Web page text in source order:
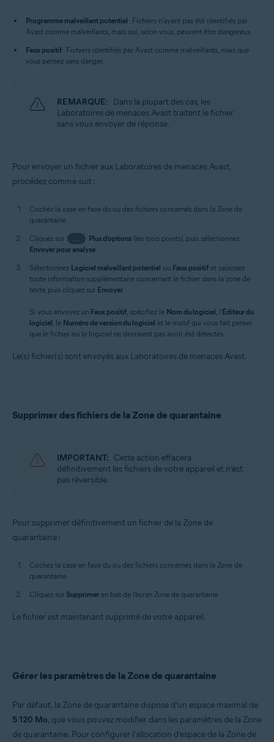
Programme malveillant potentiel : Fichiers n'ayant pas été identifiés par
Avast comme malveillants, mais qui, selon vous, peuvent être dangereux.
Faux positif : Fichiers identifiés par Avast comme malveillants, mais que
vous pensez sans danger.
REMARQUE: Dans la plupart des cas, les
Laboratoires de menaces Avast traitent le fichier
sans vous envoyer de réponse.
Pour envoyer un fichier aux Laboratoires de menaces Avast,
procédez comme suit :
Cochez la case en face du ou des fichiers concernés dans la Zone de
quarantaine.
Cliquez sur
... Plus d’options(les trois points), puis sélectionnez
Envoyer pour analyse.
Sélectionnez Logiciel malveillant potentiel ou Faux positif et saisissez
toute information supplémentaire concernant le fichier dans la zone de
texte, puis cliquez sur Envoyer.
Si vous envoyez un Faux positif, spécifiez le Nom du logiciel, l'Éditeur du
logiciel, le Numéro de version du logiciel et le motif qui vous fait penser
que le fichier ou le logiciel ne devraient pas avoir été détectés.
Le(s) fichier(s) sont envoyés aux Laboratoires de menaces Avast.
Supprimer des fichiers de la Zone de quarantaine
IMPORTANT: Cette action effacera
définitivement les fichiers de votre appareil et n’est
pas réversible.
Pour supprimer définitivement un fichier de la Zone de
quarantaine :
Cochez la case en face du ou des fichiers concernés dans la Zone de
quarantaine.
Cliquez sur Supprimer en bas de l'écran Zone de quarantaine.
Le fichier est maintenant supprimé de votre appareil.
Gérer les paramètres de la Zone de quarantaine
Par défaut, la Zone de quarantaine dispose d’un espace maximal de
5 120 Mo, que vous pouvez modifier dans les paramètres de la Zone
de quarantaine. Pour configurer l’allocation d’espace de la Zone de